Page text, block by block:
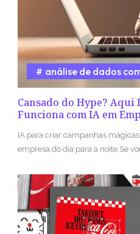
Cansado do Hype? Aqui
Funciona com IA em
análise de dados
IA para criar campanhas
empresa do dia para a noite.Se